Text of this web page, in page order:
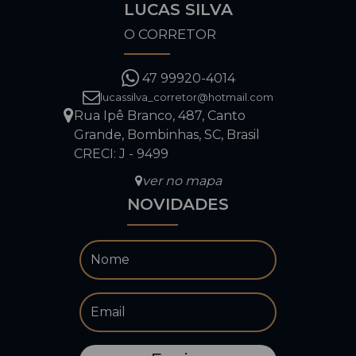
LUCAS SILVA
O CORRETOR
47 99920-4014
lucassilva_corretor@hotmail.com
Rua Ipê Branco, 487, Canto
Grande, Bombinhas, SC, Brasil
CRECI: J - 9499
ver no mapa
NOVIDADES